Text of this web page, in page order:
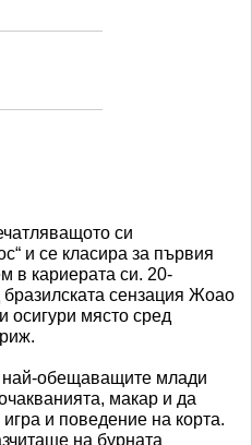
си
и се класира за първия
в кариерата си. 20-
сензация Жоао
осигури място сред
обещаващите млади
макар и да
и поведение на корта.
на бурната